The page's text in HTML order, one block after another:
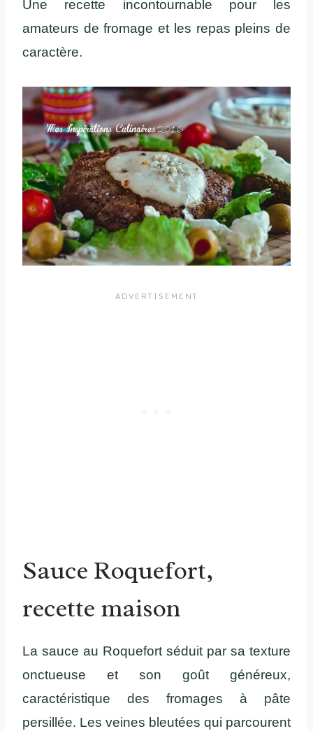
Une recette incontournable pour les
amateurs de fromage et les repas pleins de
caractère.
Sauce Roquefort,
recette maison
La sauce au Roquefort séduit par sa texture
onctueuse et son goût généreux,
caractéristique des fromages à pâte
persillée. Les veines bleutées qui parcourent